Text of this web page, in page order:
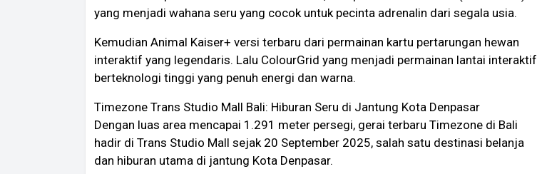
yang menjadi wahana seru yang cocok untuk pecinta adrenalin dari segala usia.
Kemudian Animal Kaiser+ versi terbaru dari permainan kartu pertarungan hewan
interaktif yang legendaris. Lalu ColourGrid yang menjadi permainan lantai interaktif
berteknologi tinggi yang penuh energi dan warna.
Timezone Trans Studio Mall Bali: Hiburan Seru di Jantung Kota Denpasar
Dengan luas area mencapai 1.291 meter persegi, gerai terbaru Timezone di Bali
hadir di Trans Studio Mall sejak 20 September 2025, salah satu destinasi belanja
dan hiburan utama di jantung Kota Denpasar.